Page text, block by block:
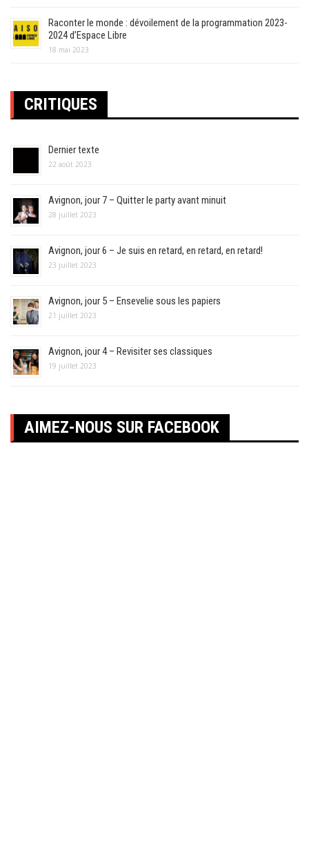
Raconter le monde : dévoilement de la programmation 2023-
2024 d’Espace Libre
18 mai 2023
CRITIQUES
Dernier texte
22 août 2023
Avignon, jour 7 – Quitter le party avant minuit
28 juillet 2023
Avignon, jour 6 – Je suis en retard, en retard, en retard!
23 juillet 2023
Avignon, jour 5 – Ensevelie sous les papiers
21 juillet 2023
Avignon, jour 4 – Revisiter ses classiques
19 juillet 2023
AIMEZ-NOUS SUR FACEBOOK